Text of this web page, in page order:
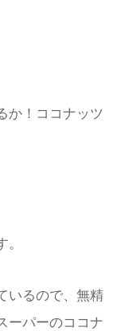
か！ココナッツ
いるので、無精
ーパーのココナ